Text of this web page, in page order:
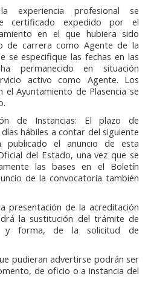
experiencia profesional se
certificado expedido por el
en el que hubiera sido
de carrera como Agente de la
se especifique las fechas en las
permanecido en situación
activo como Agente. Los
el Ayuntamiento de Plasencia se
de Instancias: El plazo de
hábiles a contar del siguiente
publicado el anuncio de esta
del Estado, una vez que se
las bases en el Boletín
de la convocatoria también
presentación de la acreditación
la sustitución del trámite de
y forma, de la solicitud de
pudieran advertirse podrán ser
de oficio o a instancia del